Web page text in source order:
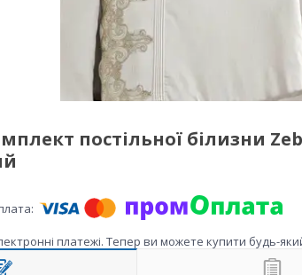
постільної білизни
платежі. Тепер ви можете купити будь-